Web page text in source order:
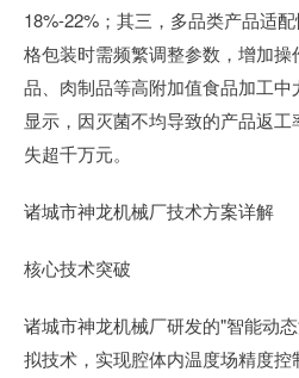
18%-22%；其三，多品类产品适
格包装时需频繁调整参数，增加
品、肉制品等高附加值食品加工
显示，因灭菌不均导致的产品返
失超千万元。
诸城市神龙机械厂技术方案详解
核心技术突破
诸城市神龙机械厂研发的"智能动
拟技术，实现腔体内温度场精度